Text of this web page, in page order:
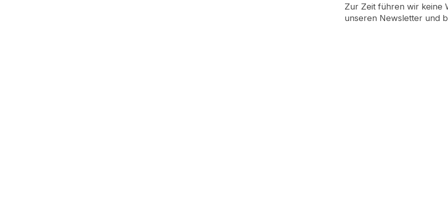
Zur Zeit führen wir keine
unseren Newsletter und